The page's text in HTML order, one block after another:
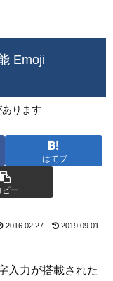
Emoji
ります
はてブ
ピー
2016.02.27 2019.09.01
入力が搭載された